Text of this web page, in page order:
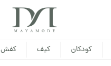
کودکان کیف کفش